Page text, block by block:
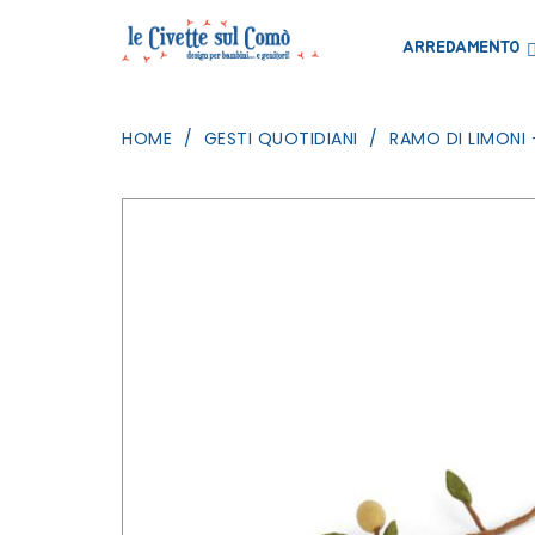
ARREDAMENTO
HOME GESTI QUOTIDIANI RAMO DI LIMONI